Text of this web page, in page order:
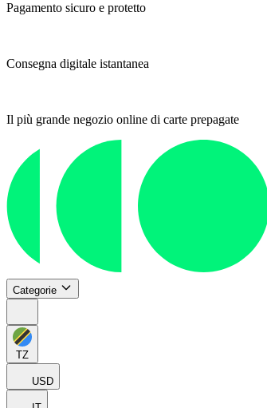
Pagamento sicuro e protetto
Consegna digitale istantanea
Il più grande negozio online di carte prepagate
Categorie
TZ
USD